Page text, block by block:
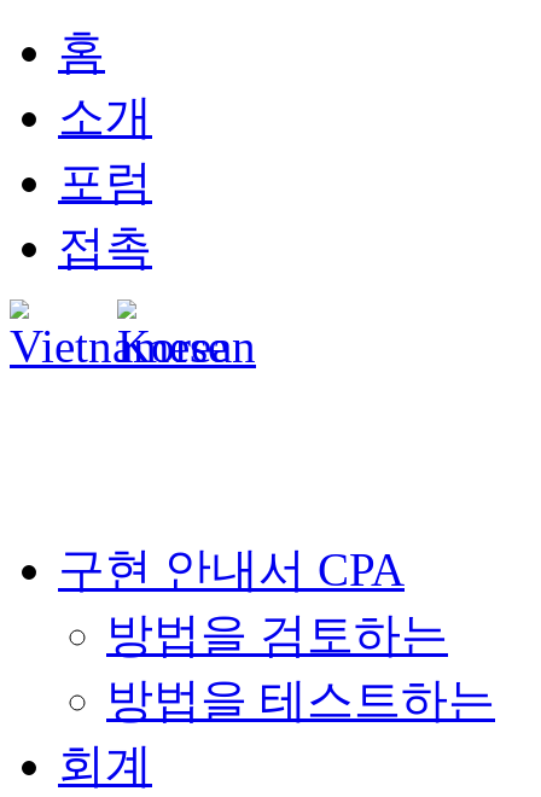
홈
소개
포럼
접촉
구현 안내서 CPA
방법을 검토하는
방법을 테스트하는
회계